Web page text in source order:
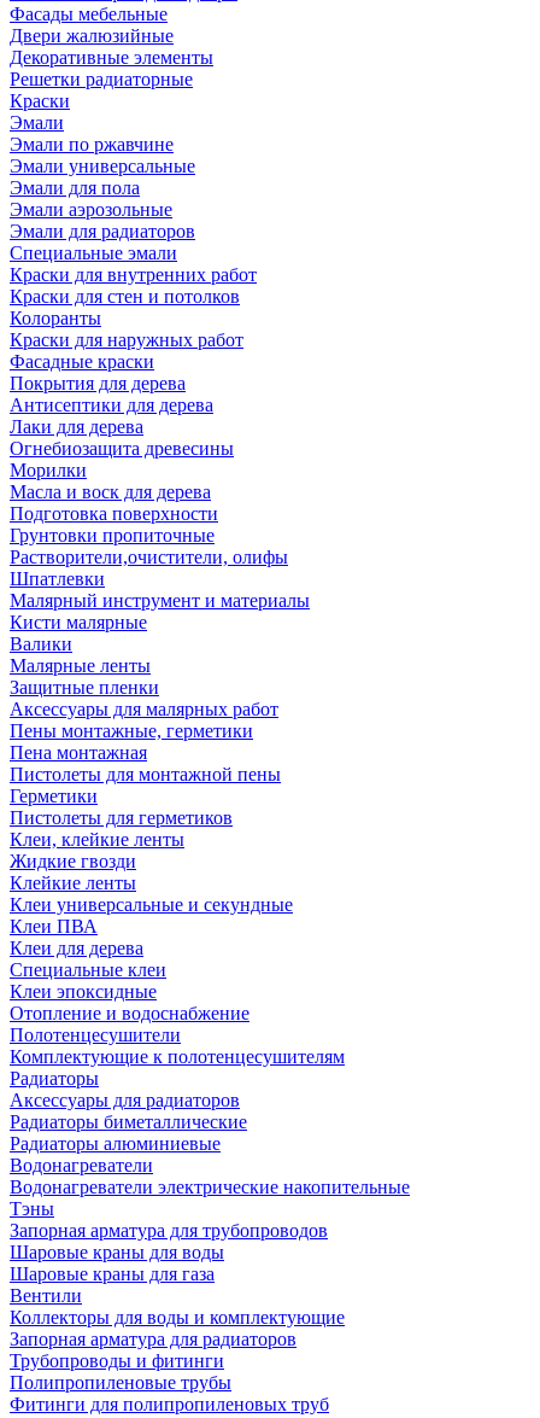
Фасады мебельные
Двери жалюзийные
Декоративные элементы
Решетки радиаторные
Краски
Эмали
Эмали по ржавчине
Эмали универсальные
Эмали для пола
Эмали аэрозольные
Эмали для радиаторов
Специальные эмали
Краски для внутренних работ
Краски для стен и потолков
Колоранты
Краски для наружных работ
Фасадные краски
Покрытия для дерева
Антисептики для дерева
Лаки для дерева
Огнебиозащита древесины
Морилки
Масла и воск для дерева
Подготовка поверхности
Грунтовки пропиточные
Растворители,очистители, олифы
Шпатлевки
Малярный инструмент и материалы
Кисти малярные
Валики
Малярные ленты
Защитные пленки
Аксессуары для малярных работ
Пены монтажные, герметики
Пена монтажная
Пистолеты для монтажной пены
Герметики
Пистолеты для герметиков
Клеи, клейкие ленты
Жидкие гвозди
Клейкие ленты
Клеи универсальные и секундные
Клеи ПВА
Клеи для дерева
Специальные клеи
Клеи эпоксидные
Отопление и водоснабжение
Полотенцесушители
Комплектующие к полотенцесушителям
Радиаторы
Аксессуары для радиаторов
Радиаторы биметаллические
Радиаторы алюминиевые
Водонагреватели
Водонагреватели электрические накопительные
Тэны
Запорная арматура для трубопроводов
Шаровые краны для воды
Шаровые краны для газа
Вентили
Коллекторы для воды и комплектующие
Запорная арматура для радиаторов
Трубопроводы и фитинги
Полипропиленовые трубы
Фитинги для полипропиленовых труб